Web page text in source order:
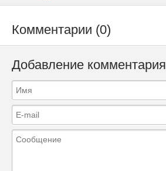
Комментарии (0)
Добавление комментария